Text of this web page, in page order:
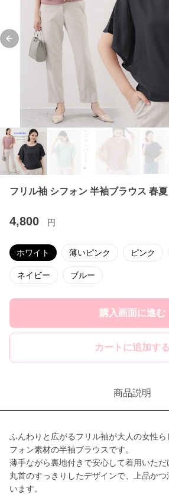
Previous slide
フリル袖 シフォン 半袖ブラウス 春
4,800 円
ホワイト 薄いピンク ピンク
ネイビー ブルー
購入画面に進む
カートに追加する
商品説明
ふんわりと広がるフリル袖が大人の女性
フォン素材の半袖ブラウスです。
薄手ながら裏地付きで安心して着用いただ
丸首のすっきりしたデザインで、上品か
います。